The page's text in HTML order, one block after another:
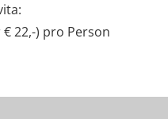
22,-) pro Person